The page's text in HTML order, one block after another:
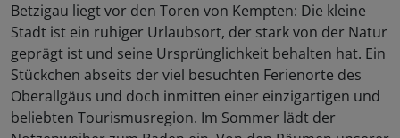
Betzigau liegt vor den Toren von Kempten: Die kleine
Stadt ist ein ruhiger Urlaubsort, der stark von der Natur
geprägt ist und seine Ursprünglichkeit behalten hat. Ein
Stückchen abseits der viel besuchten Ferienorte des
Oberallgäus und doch inmitten einer einzigartigen und
beliebten Tourismusregion. Im Sommer lädt der